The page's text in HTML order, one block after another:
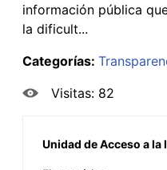
información pública
la dificult...
Categorías:
Visitas: 82
Unidad de Acceso a